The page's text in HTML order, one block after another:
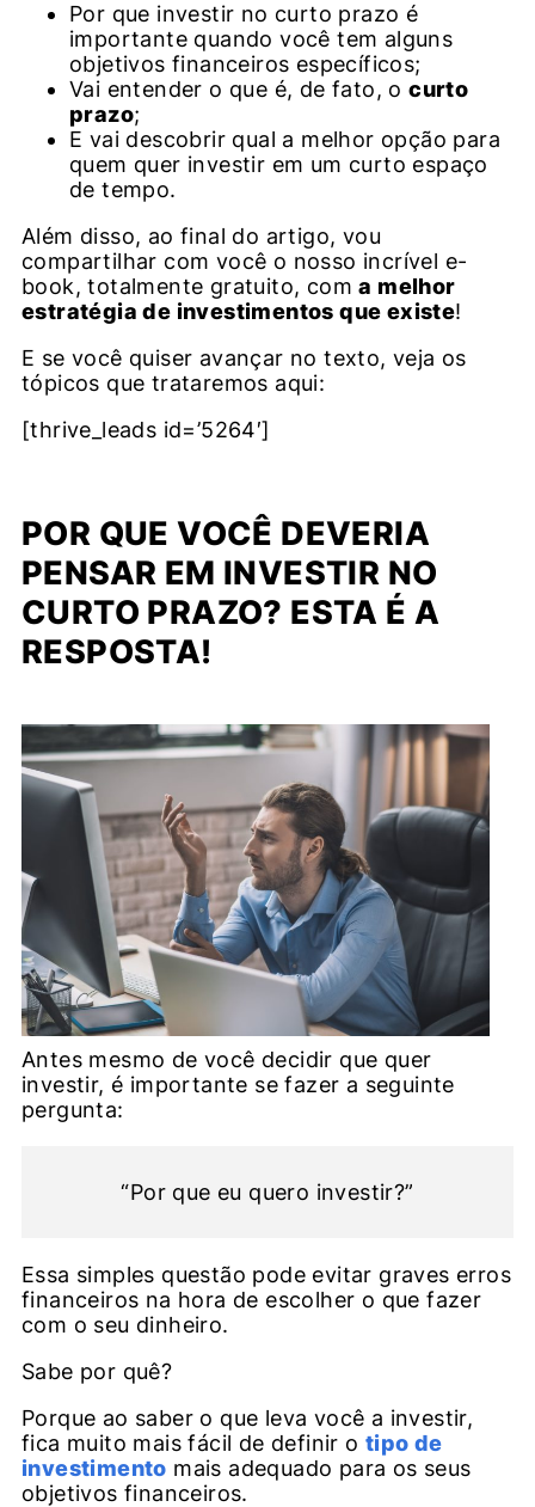
Por que investir no curto prazo é
importante quando você tem alguns
objetivos financeiros específicos;
Vai entender o que é, de fato, ocurto
prazo;
E vai descobrir qual a melhor opção para
quem quer investir em um curto espaço
de tempo.
Além disso, ao final do artigo, vou
compartilhar com você o nosso incrível e-
book, totalmente gratuito, coma melhor
estratégia de investimentos que existe!
E se você quiser avançar no texto, veja os
tópicos que trataremos aqui:
[thrive_leads id=’5264′]
POR QUE VOCÊ DEVERIA
PENSAR EM INVESTIR NO
CURTO PRAZO? ESTA É A
RESPOSTA!
Antes mesmo de você decidir que quer
investir, é importante se fazer a seguinte
pergunta:
“Por que eu quero investir?”
Essa simples questão pode evitar graves erros
financeiros na hora de escolher o que fazer
com o seu dinheiro.
Sabe por quê?
Porque ao saber o que leva você a investir,
fica muito mais fácil de definir o tipo de
investimento mais adequado para os seus
objetivos financeiros.